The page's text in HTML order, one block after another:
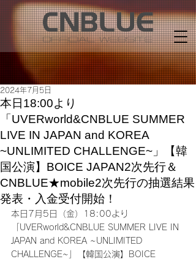
本日18:00より
「UVERworld&CNBLUE SUMMER
LIVE IN JAPAN and KOREA
~UNLIMITED CHALLENGE~」【韓
国公演】BOICE JAPAN2次先行＆
CNBLUE★mobile2次先行の抽選結果
発表・入金受付開始！
2024年7月5日
本日7月5日（金）18:00より
「UVERworld&CNBLUE SUMMER LIVE IN
JAPAN and KOREA ~UNLIMITED
CHALLENGE~」【韓国公演】BOICE